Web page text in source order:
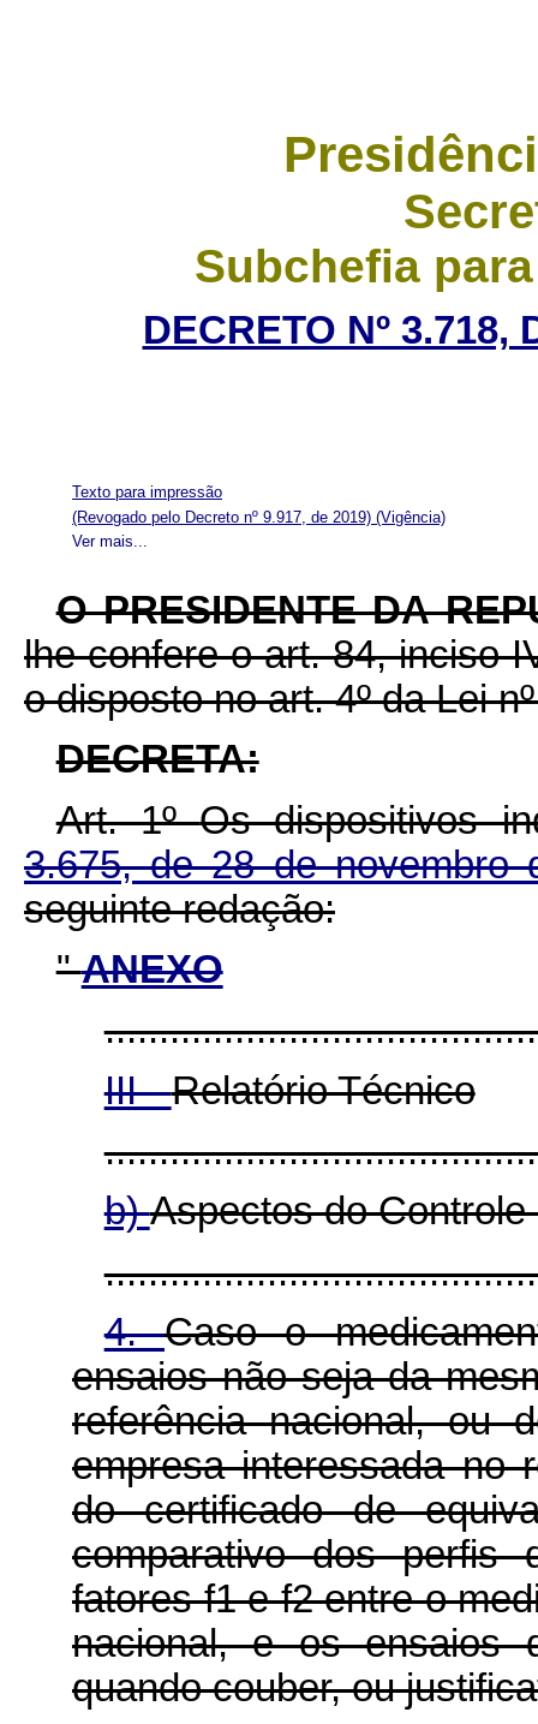
Subchefia
DECRETO Nº 3.718,
Texto para impressão
Ver mais...
(Revogado pelo Decreto nº 9.917, de 2019) (Vigência)
O PRESIDENTE DA
lhe confere o art. 84, inciso
o disposto no art. 4º da Lei
DECRETA:
Art. 1ºOs dispositivos
3.675, de 28 de novembro
seguinte redação:
"ANEXO
III -Relatório Técnico
b)Aspectos do Controle
4.Caso o
ensaios não seja da
referência nacional, ou
empresa interessada no
do certificado de
comparativo dos perfis
fatores f1 e f2 entre o
nacional, e os ensaios
quando couber, ou